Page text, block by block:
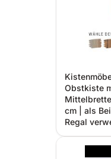
Obstkiste
cm | als
Regal